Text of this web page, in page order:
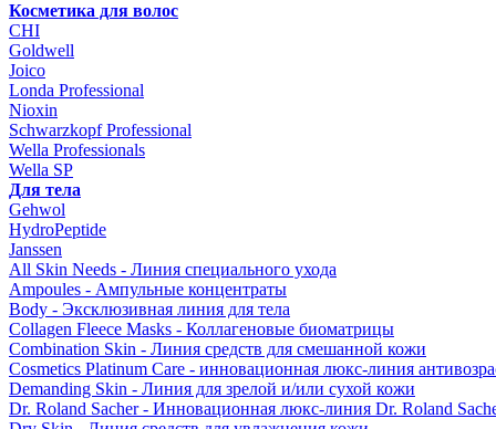
Косметика для волос
CHI
Goldwell
Joico
Londa Professional
Nioxin
Schwarzkopf Professional
Wella Professionals
Wella SP
Для тела
Gehwol
HydroPeptide
Janssen
All Skin Needs - Линия специального ухода
Ampoules - Ампульные концентраты
Body - Эксклюзивная линия для тела
Collagen Fleece Masks - Коллагеновые биоматрицы
Combination Skin - Линия средств для смешанной кожи
Cosmetics Platinum Care - инновационная люкс-линия
Demanding Skin - Линия для зрелой и/или сухой кожи
Dr. Roland Sacher - Инновационная люкс-линия Dr. Roland